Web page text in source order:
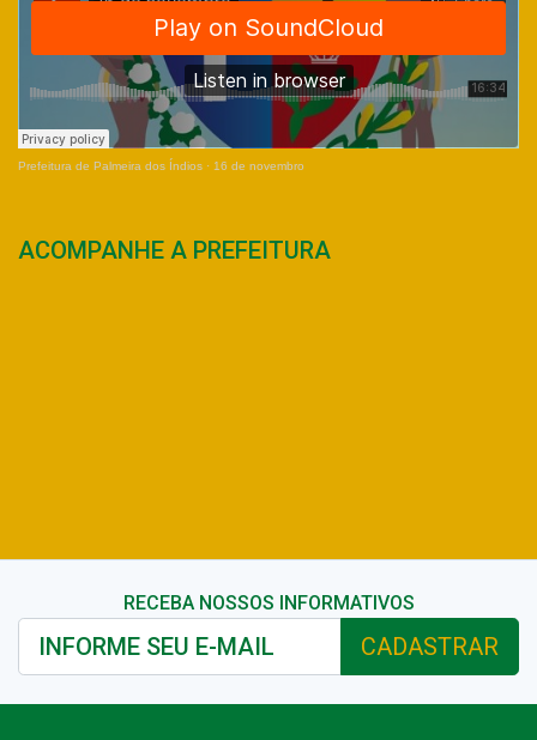
Prefeitura de Palmeira dos Índios · 16 de novembro
ACOMPANHE A PREFEITURA
RECEBA NOSSOS INFORMATIVOS
CADASTRAR